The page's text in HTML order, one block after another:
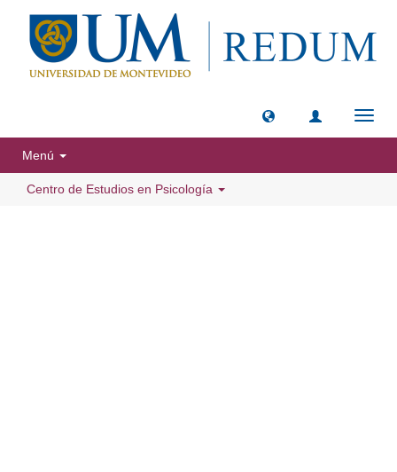
Menú
Centro de Estudios en Psicología